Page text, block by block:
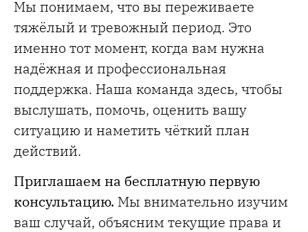
Мы понимаем, что вы переживаете
тяжёлый и тревожный период. Это
именно тот момент, когда вам нужна
надёжная и профессиональная
поддержка. Наша команда здесь, чтобы
выслушать, помочь, оценить вашу
ситуацию и наметить чёткий план
действий.
Приглашаем на бесплатную первую
консультацию. Мы внимательно изучим
ваш случай, объясним текущие права и